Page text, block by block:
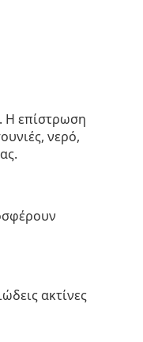
Η επίστρωση
νερό,
ακτίνες